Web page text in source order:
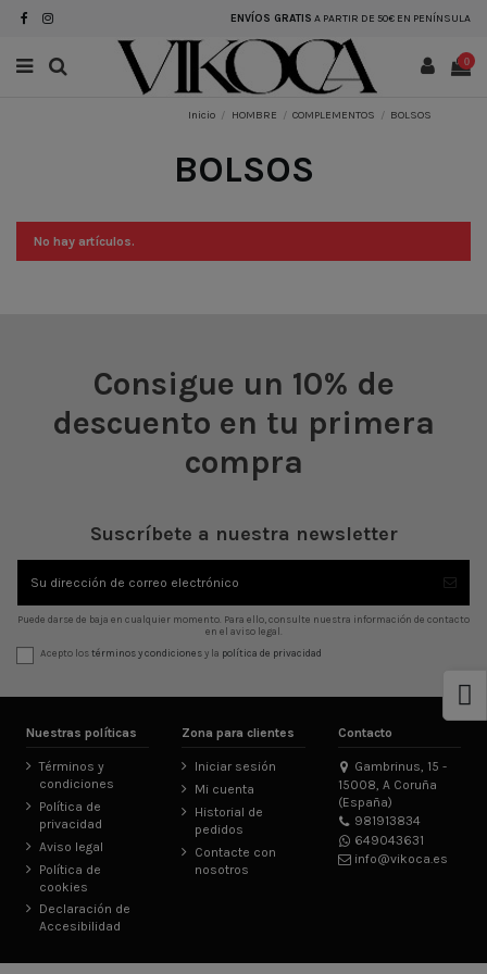
ENVÍOS GRATIS A PARTIR DE 50€ EN PENÍNSULA
0
Inicio HOMBRE COMPLEMENTOS BOLSOS
BOLSOS
No hay artículos.
Consigue un 10% de
descuento en tu primera
compra
Suscríbete a nuestra newsletter
Puede darse de baja en cualquier momento. Para ello, consulte nuestra información de contacto
en el aviso legal.
Acepto lostérminos y condicionesy la política de privacidad
Nuestras políticas
Términos y
condiciones
Política de
privacidad
Aviso legal
Política de
cookies
Declaración de
Accesibilidad
Zona para clientes
Iniciar sesión
Mi cuenta
Historial de
pedidos
Contacte con
nosotros
Contacto
Gambrinus, 15 -
15008, A Coruña
(España)
981913834
649043631
info@vikoca.es